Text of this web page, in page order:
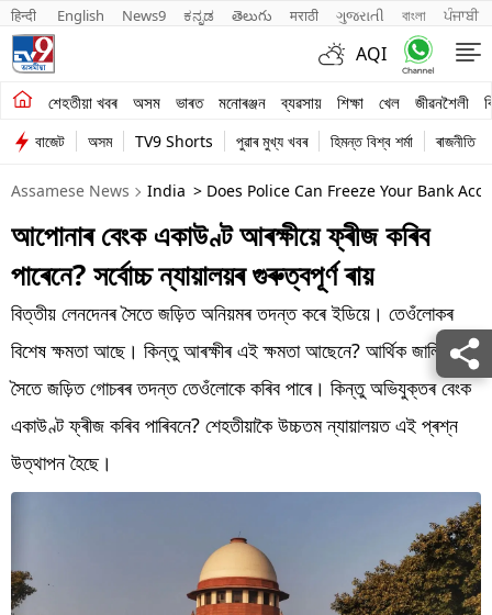
हिन्दी English News9 ಕನ್ನಡ తెలుగు मराठी ગુજરાતી বাংলা ਪੰਜਾਬੀ
AQI
শেহতীয়া খবৰ অসম ভাৰত মনোৰঞ্জন ব্যৱসায় শিক্ষা খেল জীৱনশৈলী
শেহতীয়া খবৰ
অসম
ভাৰত
মনোৰঞ্জন
ব্যৱসায়
শিক্ষা
খেল
জীৱনশৈলী
বিশ্ব
Videos
বাজেট অসম TV9 Shorts পুৱাৰ মুখ্য খবৰ হিমন্ত বিশ্ব শৰ্মা ৰাজনীতি
Assamese News India > Does Police Can Freeze Your Bank
আপোনাৰ বেংক একাউণ্ট আৰক্ষীয়ে ফ্ৰীজ কৰিব
পাৰেনে? সৰ্বোচ্চ ন্যায়ালয়ৰ গুৰুত্বপূৰ্ণ ৰায়
বিত্তীয় লেনদেনৰ সৈতে জড়িত অনিয়মৰ তদন্ত কৰে ইডিয়ে। তেওঁলোকৰ
বিশেষ ক্ষমতা আছে। কিন্তু আৰক্ষীৰ এই ক্ষমতা আছেনে? আৰ্থিক জালিয়াতিৰ
সৈতে জড়িত গোচৰৰ তদন্ত তেওঁলোকে কৰিব পাৰে। কিন্তু অভিযুক্তৰ বেংক
একাউণ্ট ফ্ৰীজ কৰিব পাৰিবনে? শেহতীয়াকৈ উচ্চতম ন্যায়ালয়ত এই প্ৰশ্ন
উত্থাপন হৈছে।